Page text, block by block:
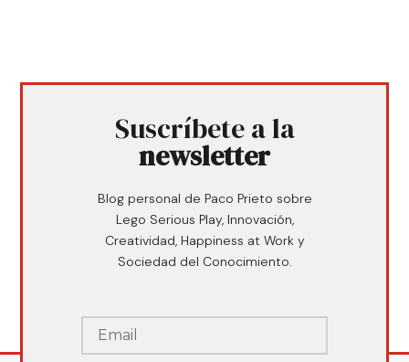
Suscríbete a la
newsletter
Blog personal de Paco Prieto sobre
Lego Serious Play, Innovación,
Creatividad, Happiness at Work y
Sociedad del Conocimiento.